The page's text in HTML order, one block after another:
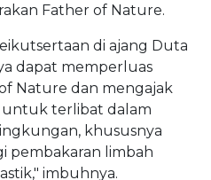
Father of Nature.
di ajang Duta
dapat memperluas
Nature dan mengajak
untuk terlibat dalam
khususnya
pembakaran limbah
imbuhnya.